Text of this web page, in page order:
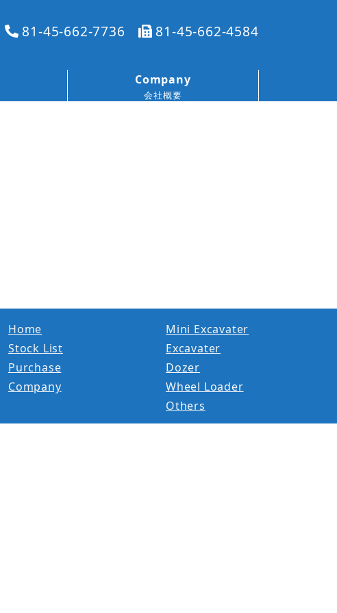
81-45-662-7736 81-45-662-4584
Company
会社概要
Home
Stock List
Purchase
Company
Mini Excavater
Excavater
Dozer
Wheel Loader
Others